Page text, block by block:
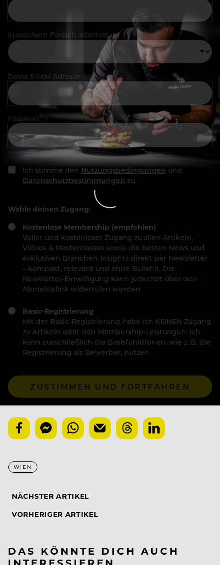
In welchem Bereich arbeitest du
Deine E-Mail Adresse
Passwort
Ich stimme den Nutzungsbedingungen und
Datenschutzbestimmungen zu.
Wähle deinen Zugang:
Kostenlose Membership (empfohlen)
Voller und kostenloser Zugang zu allen Artikeln,
Videos & Masterclasses sowie die besten News und
exklusiven Branchen-Insights direkt per Newsletter
– kompakt, relevant und ohne Bullshit. Die
Newsletter-Einwilligung kann jederzeit über den
Abmeldelink widerrufen werden.
Basic-Registrierung
Mit der Basic-Registrierung habe ich KEINEN Zugang
zu Artikeln oder den Membership-Leistungen. Ich
kann ausschließlich die Basisfunktionen, wie z. B. die
Registrierung als Bewerber, nutzen.
ZUSTIMMEN UND FORTFAHREN
WIEN
NÄCHSTER ARTIKEL
VORHERIGER ARTIKEL
DAS KÖNNTE DICH AUCH
INTERESSIEREN